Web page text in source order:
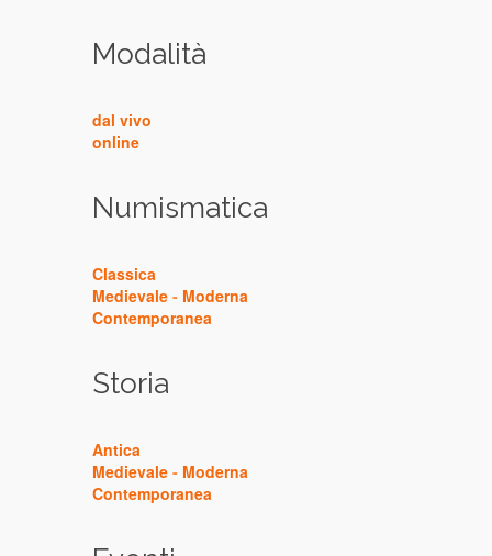
Modalità
dal vivo
online
Numismatica
Classica
Medievale- Moderna
Contemporanea
Storia
Antica
Medievale- Moderna
Contemporanea